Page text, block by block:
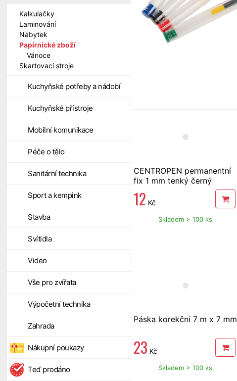
Kalkulačky
Laminování
Nábytek
Papírnické zboží
Vánoce
Skartovací stroje
Kuchyňské potřeby a nádobí
Kuchyňské přístroje
Mobilní komunikace
Péče o tělo
Sanitární technika
Sport a kempink
Stavba
Svítidla
Video
Vše pro zvířata
Výpočetní technika
Zahrada
Nákupní poukazy
Teď prodáno
CENTROPEN permanentní
fix 1 mm tenký černý
12 Kč
Skladem > 100 ks
Páska korekční 7 m x 7 mm
23 Kč
Skladem > 100 ks